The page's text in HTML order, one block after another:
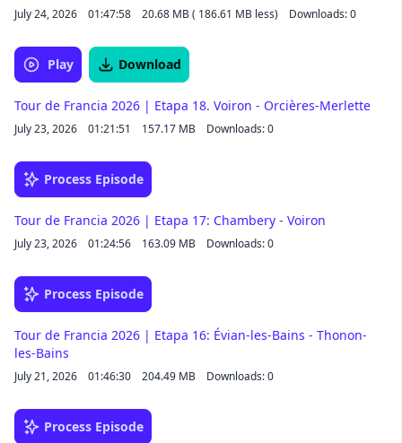
July 24, 2026 01:47:58 20.68 MB ( 186.61 MB less) Downloads: 0
Play Download
Tour de Francia 2026 | Etapa 18. Voiron - Orcières-Merlette
July 23, 2026 01:21:51 157.17 MB Downloads: 0
Process Episode
Tour de Francia 2026 | Etapa 17: Chambery - Voiron
July 23, 2026 01:24:56 163.09 MB Downloads: 0
Process Episode
Tour de Francia 2026 | Etapa 16: Évian-les-Bains - Thonon-
les-Bains
July 21, 2026 01:46:30 204.49 MB Downloads: 0
Process Episode